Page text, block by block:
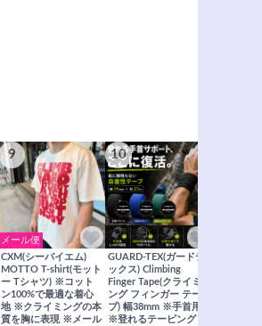
9
メール便
CXM(シーバイエム)
MOTTO T-shirt(モット
ー Tシャツ) ※コット
ン100%で最適な着心
地 ※クライミングの本
質を胸に表現 ※メール
10
GUARD-TEX(ガードテ
ックス) Climbing
Finger Tape(クライミ
ング フィンガー テー
プ) 幅38mm ※手首用
※登れるテーピング ※